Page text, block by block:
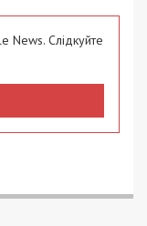
News. Слідкуйте